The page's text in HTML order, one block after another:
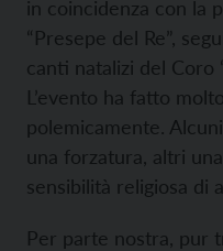
in coincidenza con la
“Presepe del Re”,
canti natalizi del Coro
L’evento ha fatto
polemicamente.
una forzatura, altri
sensibilità religiosa di
Per parte nostra, pur